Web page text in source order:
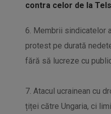
contra celor de la
6. Membrii sindicatelor
protest pe durată
fără să lucreze cu
7. Atacul ucrainean cu
țiței către Ungaria, ci